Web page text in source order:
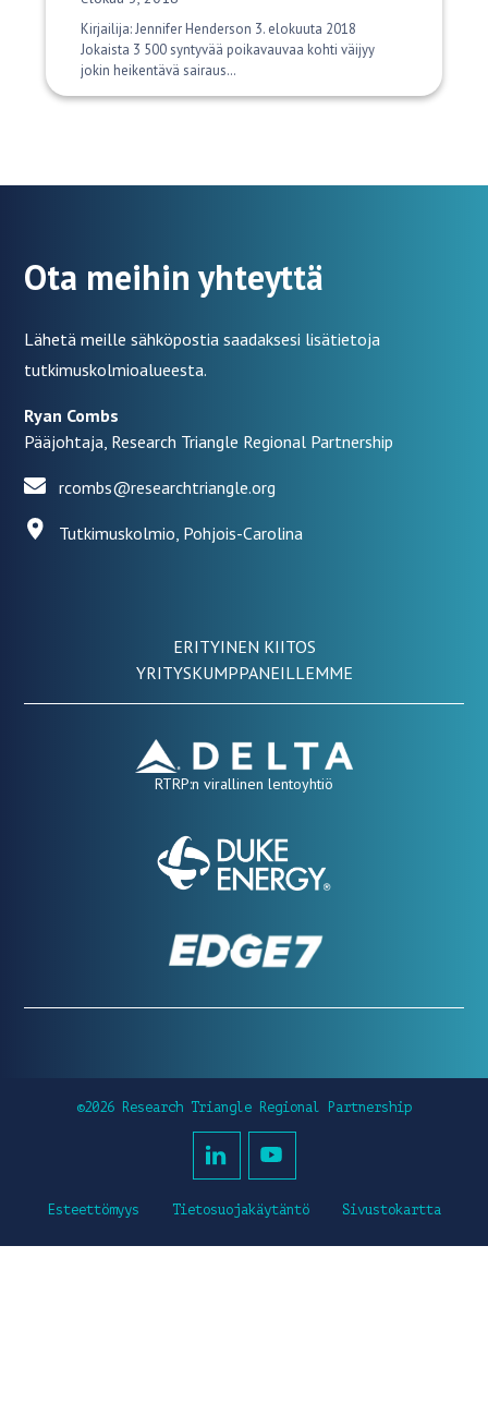
Kirjailija: Jennifer Henderson 3. elokuuta 2018
Jokaista 3 500 syntyvää poikavauvaa kohti väijyy
jokin heikentävä sairaus…
Ota meihin yhteyttä
Lähetä meille sähköpostia saadaksesi lisätietoja
tutkimuskolmioalueesta.
Ryan Combs
Pääjohtaja, Research Triangle Regional Partnership
rcombs@researchtriangle.org
Tutkimuskolmio, Pohjois-Carolina
ERITYINEN KIITOS
YRITYSKUMPPANEILLEMME
RTRP:n virallinen lentoyhtiö
©2026 Research Triangle Regional Partnership
Esteettömyys Tietosuojakäytäntö Sivustokartta